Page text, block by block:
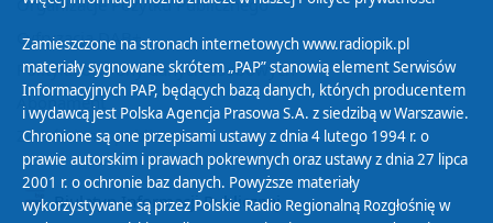
Cyfryzacja DAB+
Polityka ochrony danych osobowych
Abonament
Zamówienia publiczne
Biuletyn Informacji Publicznej
Zamieszczone na stronach internetowych www.radiopik.pl
materiały sygnowane skrótem „PAP” stanowią element Serwisów
Informacyjnych PAP, będących bazą danych, których producentem
i wydawcą jest Polska Agencja Prasowa S.A. z siedzibą w Warszawie.
Chronione są one przepisami ustawy z dnia 4 lutego 1994 r. o
prawie autorskim i prawach pokrewnych oraz ustawy z dnia 27 lipca
2001 r. o ochronie baz danych. Powyższe materiały
wykorzystywane są przez Polskie Radio Regionalną Rozgłośnię w